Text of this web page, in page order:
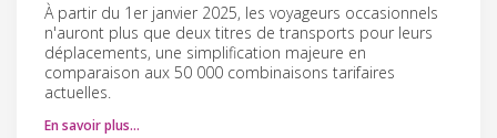
À partir du 1er janvier 2025, les voyageurs occasionnels
n'auront plus que deux titres de transports pour leurs
déplacements, une simplification majeure en
comparaison aux 50 000 combinaisons tarifaires
actuelles.
En savoir plus…